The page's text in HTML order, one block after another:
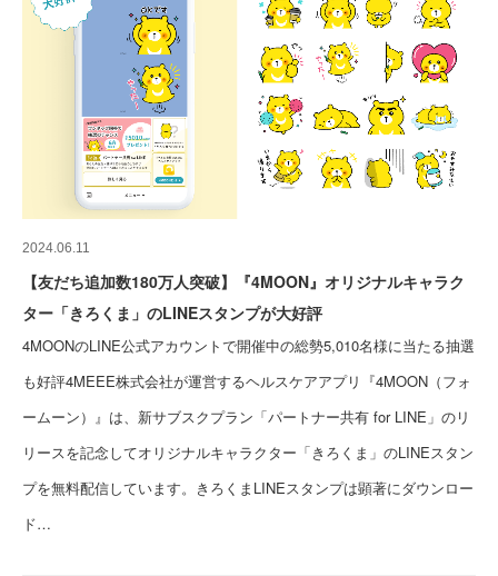
2024.06.11
【友だち追加数180万人突破】『4MOON』オリジナルキャラク
ター「きろくま」のLINEスタンプが大好評
4MOONのLINE公式アカウントで開催中の総勢5,010名様に当たる抽選
も好評4MEEE株式会社が運営するヘルスケアアプリ『4MOON（フォ
ームーン）』は、新サブスクプラン「パートナー共有 for LINE」のリ
リースを記念してオリジナルキャラクター「きろくま」のLINEスタン
プを無料配信しています。きろくまLINEスタンプは顕著にダウンロー
ド…